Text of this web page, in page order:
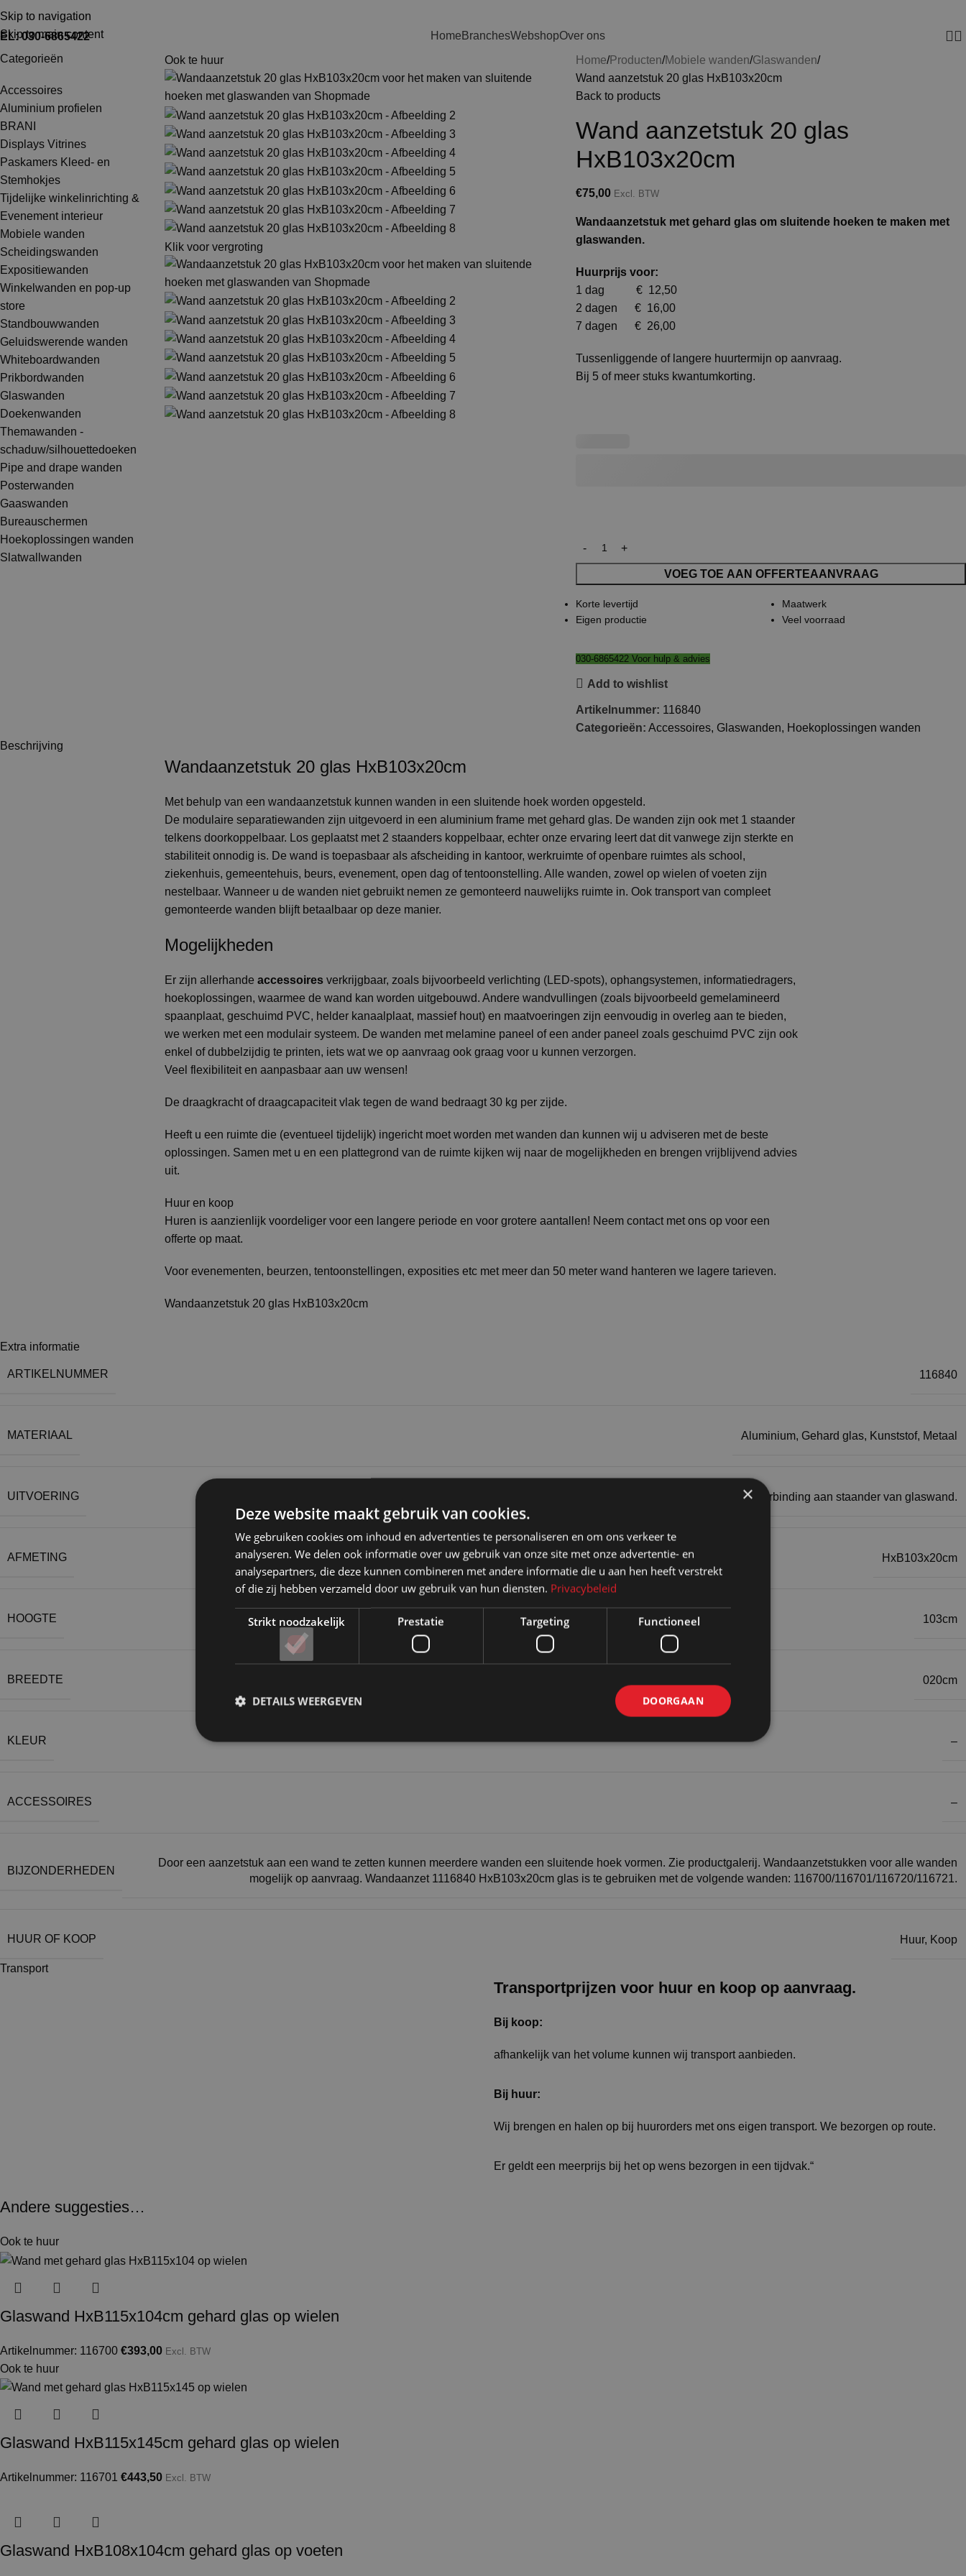
Skip to navigation
Skip to main content
TEL: 030-6865422
030-6865422 Home BranchesWebshopOver ons
Categorieën
Accessoires
Aluminium profielen
BRANI
Displays Vitrines
Paskamers Kleed- en
Stemhokjes
Tijdelijke winkelinrichting &
Evenement interieur
Mobiele wanden
Scheidingswanden
Expositiewanden
Winkelwanden en pop-up
store
Standbouwwanden
Geluidswerende wanden
Whiteboardwanden
Prikbordwanden
Glaswanden
Doekenwanden
Themawanden -
schaduw/silhouettedoeken
Pipe and drape wanden
Posterwanden
Gaaswanden
Bureauschermen
Hoekoplossingen wanden
Slatwallwanden
Ook te huur
Klik voor vergroting
Home Producten Mobiele wanden Glaswanden
Wand aanzetstuk 20 glas HxB103x20cm
Back to products
Wand aanzetstuk 20 glas
HxB103x20cm
€75,00 Excl. BTW
Wandaanzetstuk met gehard glas om sluitende hoeken te maken met
glaswanden.
Huurprijs voor:
1 dag € 12,50
2 dagen € 16,00
7 dagen € 26,00
Tussenliggende of langere huurtermijn op aanvraag.
Bij 5 of meer stuks kwantumkorting.
VOEG TOE AAN OFFERTEAANVRAAG
Korte levertijd
Eigen productie
Maatwerk
Veel voorraad
030-6865422 Voor hulp & advies
Add to wishlist
Artikelnummer: 116840
Categorieën: Accessoires, Glaswanden, Hoekoplossingen wanden
Beschrijving
Wandaanzetstuk 20 glas HxB103x20cm
Met behulp van een wandaanzetstuk kunnen wanden in een sluitende hoek worden opgesteld.
De modulaire separatiewanden zijn uitgevoerd in een aluminium frame met gehard glas. De wanden zijn ook met 1 staander
telkens doorkoppelbaar. Los geplaatst met 2 staanders koppelbaar, echter onze ervaring leert dat dit vanwege zijn sterkte en
stabiliteit onnodig is. De wand is toepasbaar als afscheiding in kantoor, werkruimte of openbare ruimtes als school,
ziekenhuis, gemeentehuis, beurs, evenement, open dag of tentoonstelling. Alle wanden, zowel op wielen of voeten zijn
nestelbaar. Wanneer u de wanden niet gebruikt nemen ze gemonteerd nauwelijks ruimte in. Ook transport van compleet
gemonteerde wanden blijft betaalbaar op deze manier.
Mogelijkheden
Er zijn allerhande accessoires verkrijgbaar, zoals bijvoorbeeld verlichting (LED-spots), ophangsystemen, informatiedragers,
hoekoplossingen, waarmee de wand kan worden uitgebouwd. Andere wandvullingen (zoals bijvoorbeeld gemelamineerd
spaanplaat, geschuimd PVC, helder kanaalplaat, massief hout) en maatvoeringen zijn eenvoudig in overleg aan te bieden,
we werken met een modulair systeem. De wanden met melamine paneel of een ander paneel zoals geschuimd PVC zijn ook
enkel of dubbelzijdig te printen, iets wat we op aanvraag ook graag voor u kunnen verzorgen.
Veel flexibiliteit en aanpasbaar aan uw wensen!
De draagkracht of draagcapaciteit vlak tegen de wand bedraagt 30 kg per zijde.
Heeft u een ruimte die (eventueel tijdelijk) ingericht moet worden met wanden dan kunnen wij u adviseren met de beste
oplossingen. Samen met u en een plattegrond van de ruimte kijken wij naar de mogelijkheden en brengen vrijblijvend advies
uit.
Huur en koop
Huren is aanzienlijk voordeliger voor een langere periode en voor grotere aantallen! Neem contact met ons op voor een
offerte op maat.
Voor evenementen, beurzen, tentoonstellingen, exposities etc met meer dan 50 meter wand hanteren we lagere tarieven.
Wandaanzetstuk 20 glas HxB103x20cm
Extra informatie
ARTIKELNUMMER 116840
MATERIAAL Aluminium, Gehard glas, Kunststof, Metaal
UITVOERING Aluminium geanodiseerd frame , vulpaneel gehard glas. Incl. 2x CBX voor verbinding aan staander van glaswand.
AFMETING HxB103x20cm
HOOGTE 103cm
BREEDTE 020cm
KLEUR –
ACCESSOIRES –
BIJZONDERHEDEN
Door een aanzetstuk aan een wand te zetten kunnen meerdere wanden een sluitende hoek vormen. Zie productgalerij. Wandaanzetstukken voor alle wanden
mogelijk op aanvraag. Wandaanzet 1116840 HxB103x20cm glas is te gebruiken met de volgende wanden: 116700/116701/116720/116721.
HUUR OF KOOP Huur, Koop
Transport
Transportprijzen voor huur en koop op aanvraag.
Bij koop:
afhankelijk van het volume kunnen wij transport aanbieden.
Bij huur:
Wij brengen en halen op bij huurorders met ons eigen transport. We bezorgen op route.
Er geldt een meerprijs bij het op wens bezorgen in een tijdvak.“
Andere suggesties…
Ook te huur
Glaswand HxB115x104cm gehard glas op wielen
Artikelnummer: 116700 €393,00 Excl. BTW
Ook te huur
Glaswand HxB115x145cm gehard glas op wielen
Artikelnummer: 116701 €443,50 Excl. BTW
Glaswand HxB108x104cm gehard glas op voeten
×
Deze website maakt gebruik van cookies.
We gebruiken cookies om inhoud en advertenties te personaliseren en om ons verkeer te
analyseren. We delen ook informatie over uw gebruik van onze site met onze advertentie- en
analysepartners, die deze kunnen combineren met andere informatie die u aan hen heeft verstrekt
of die zij hebben verzameld door uw gebruik van hun diensten. Privacybeleid
Strikt noodzakelijk Prestatie Targeting Functioneel
DOORGAAN
DETAILS WEERGEVEN